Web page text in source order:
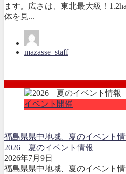
ます。広さは、東北最大級！
体を見...
mazasse_staff
イベント開催
福島県県中地域、夏のイベント情
2026 夏のイベント情報
2026年7月9日
福島県県中地域、夏のイベント